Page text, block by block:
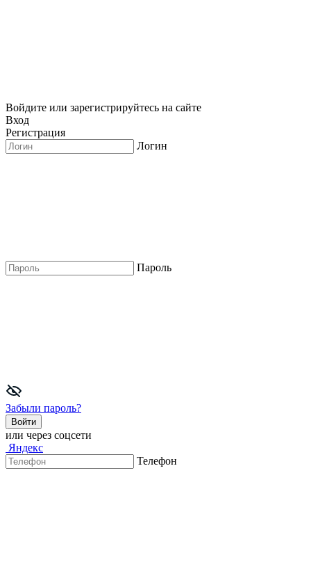
Войдите или зарегистрируйтесь на сайте
Вход
Регистрация
Логин
Пароль
Забыли пароль?
Войти
или через соцсети
Яндекс
Телефон